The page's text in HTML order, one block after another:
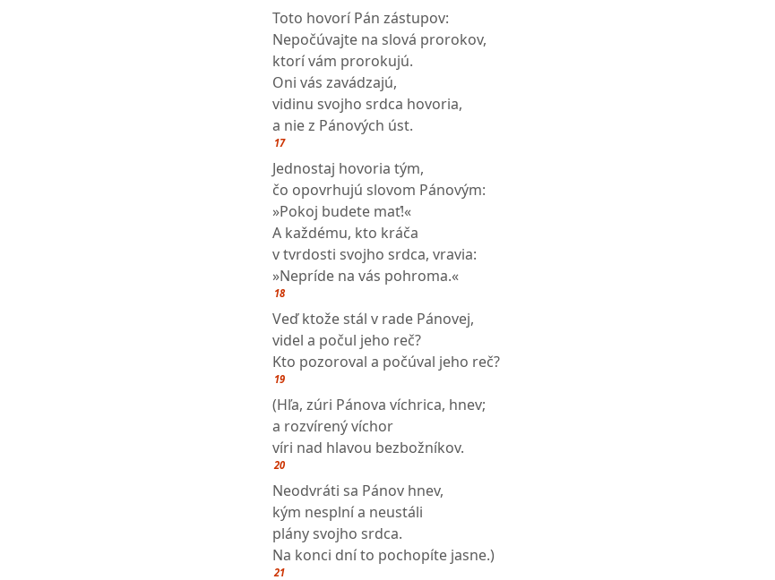
Toto hovorí Pán zástupov:
Nepočúvajte na slová prorokov,
ktorí vám prorokujú.
Oni vás zavádzajú,
vidinu svojho srdca hovoria,
a nie z Pánových úst.
17
Jednostaj hovoria tým,
čo opovrhujú slovom Pánovým:
»Pokoj budete mať!«
A každému, kto kráča
v tvrdosti svojho srdca, vravia:
»Nepríde na vás pohroma.«
18
Veď ktože stál v rade Pánovej,
videl a počul jeho reč?
Kto pozoroval a počúval jeho reč?
19
(Hľa, zúri Pánova víchrica, hnev;
a rozvírený víchor
víri nad hlavou bezbožníkov.
20
Neodvráti sa Pánov hnev,
kým nesplní a neustáli
plány svojho srdca.
Na konci dní to pochopíte jasne.)
21